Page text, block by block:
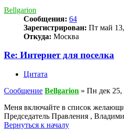
Bellgarion
Сообщения: 64
Зарегистрирован: Пт май
Откуда: Москва
Re: Интернет для поселка
Цитата
Сообщение Bellgarion » Пн дек 25,
Меня включайте в список
Председатель Правления ,
Вернуться к началу